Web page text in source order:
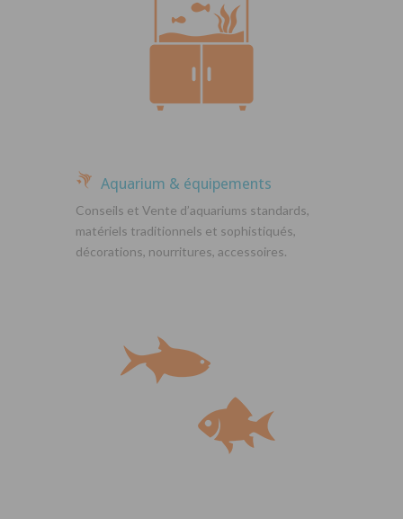
Aquarium & équipements
Conseils et Vente d’aquariums standards,
matériels traditionnels et sophistiqués,
décorations, nourritures, accessoires.